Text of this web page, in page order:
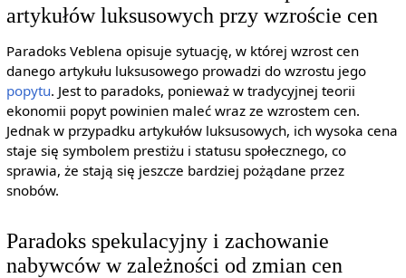
artykułów luksusowych przy wzroście cen
Paradoks Veblena opisuje sytuację, w której wzrost cen
danego artykułu luksusowego prowadzi do wzrostu jego
popytu. Jest to paradoks, ponieważ w tradycyjnej teorii
ekonomii popyt powinien maleć wraz ze wzrostem cen.
Jednak w przypadku artykułów luksusowych, ich wysoka cena
staje się symbolem prestiżu i statusu społecznego, co
sprawia, że stają się jeszcze bardziej pożądane przez
snobów.
Paradoks spekulacyjny i zachowanie
nabywców w zależności od zmian cen